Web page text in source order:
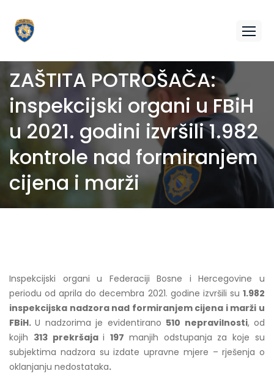
ZAŠTITA POTROŠAČA:
inspekcijski organi u FBiH
u 2021. godini izvršili 1.982
kontrole nad formiranjem
cijena i marži
Inspekcijski organi u Federaciji Bosne i Hercegovine u
periodu od aprila do decembra 2021. godine izvršili su 1.982
inspekcijska nadzora nad formiranjem cijena i marži u
FBiH.U nadzorima je evidentirano 510 nepravilnosti, od
kojih 313 prekršajai197 manjih odstupanja za koje su
subjektima nadzora su izdate upravne mjere – rješenja o
oklanjanju nedostataka.